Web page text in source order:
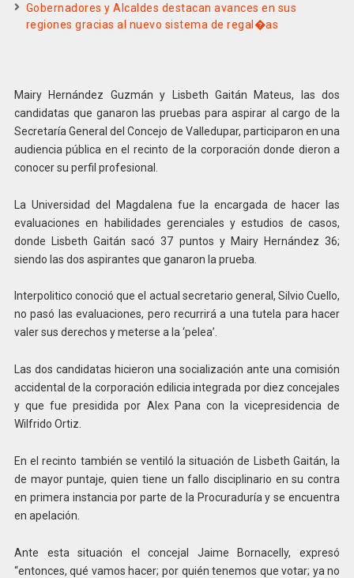
Gobernadores y Alcaldes destacan avances en sus
regiones gracias al nuevo sistema de regal�as
Mairy Hernández Guzmán y Lisbeth Gaitán Mateus, las dos
candidatas que ganaron las pruebas para aspirar al cargo de la
Secretaría General del Concejo de Valledupar, participaron en una
audiencia pública en el recinto de la corporación donde dieron a
conocer su perfil profesional.
La Universidad del Magdalena fue la encargada de hacer las
evaluaciones en habilidades gerenciales y estudios de casos,
donde Lisbeth Gaitán sacó 37 puntos y Mairy Hernández 36;
siendo las dos aspirantes que ganaron la prueba.
Interpolitico conoció que el actual secretario general, Silvio Cuello,
no pasó las evaluaciones, pero recurrirá a una tutela para hacer
valer sus derechos y meterse a la ‘pelea’.
Las dos candidatas hicieron una socialización ante una comisión
accidental de la corporación edilicia integrada por diez concejales
y que fue presidida por Alex Pana con la vicepresidencia de
Wilfrido Ortiz.
En el recinto también se ventiló la situación de Lisbeth Gaitán, la
de mayor puntaje, quien tiene un fallo disciplinario en su contra
en primera instancia por parte de la Procuraduría y se encuentra
en apelación.
Ante esta situación el concejal Jaime Bornacelly, expresó
“entonces, qué vamos hacer; por quién tenemos que votar; ya no